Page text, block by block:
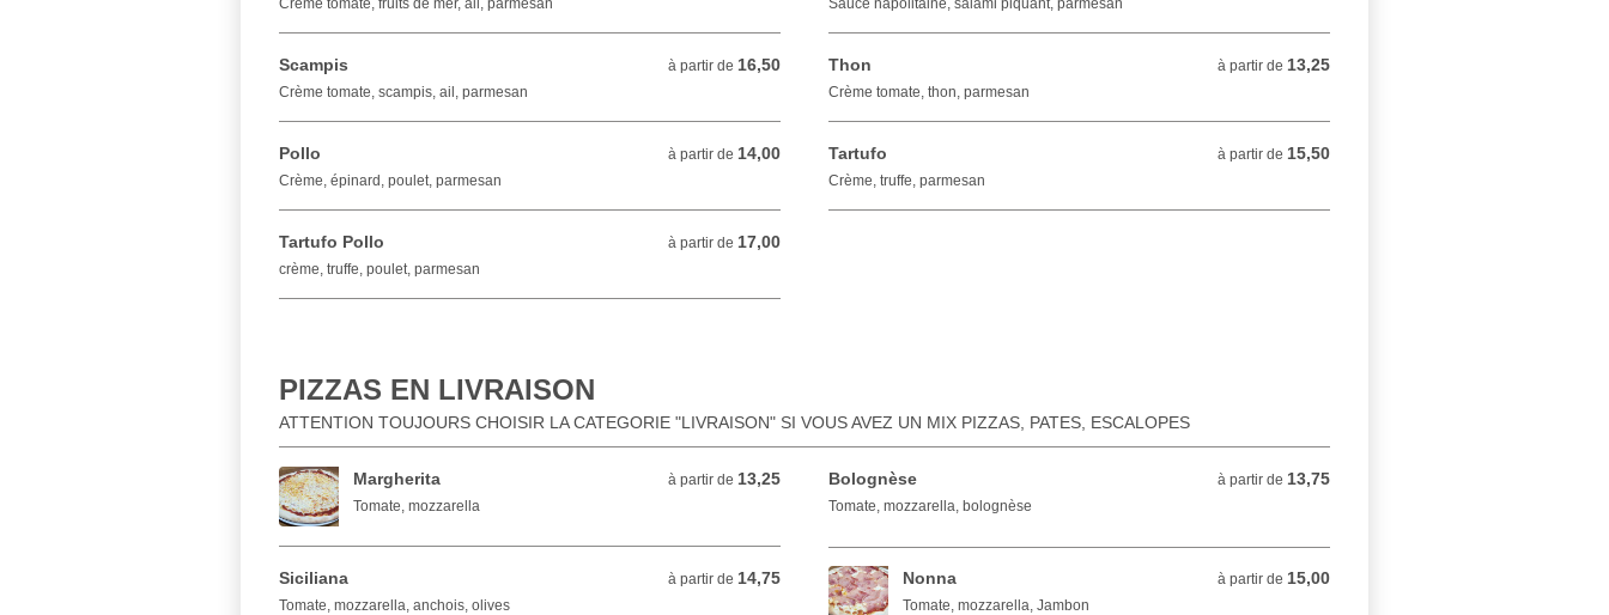
Crème tomate, fruits de mer, ail, parmesan
Sauce napolitaine, salami piquant, parmesan
Scampis à partir de 16,50
à partir de 16,50 EUR
Crème tomate, scampis, ail, parmesan
Thon à partir de 13,25
à partir de 13,25 EUR
Crème tomate, thon, parmesan
Pollo à partir de 14,00
à partir de 14,00 EUR
Crème, épinard, poulet, parmesan
Tartufo à partir de 15,50
à partir de 15,50 EUR
Crème, truffe, parmesan
Tartufo Pollo à partir de 17,00
à partir de 17,00 EUR
crème, truffe, poulet, parmesan
PIZZAS EN LIVRAISON
ATTENTION TOUJOURS CHOISIR LA CATEGORIE "LIVRAISON" SI VOUS AVEZ UN MIX PIZZAS, PATES, ESCALOPES
Margherita à partir de 13,25
à partir de 13,25 EUR
Tomate, mozzarella
Bolognèse à partir de 13,75
à partir de 13,75 EUR
Tomate, mozzarella, bolognèse
Siciliana à partir de 14,75
à partir de 14,75 EUR
Tomate, mozzarella, anchois, olives
Nonna à partir de 15,00
à partir de 15,00 EUR
Tomate, mozzarella, Jambon